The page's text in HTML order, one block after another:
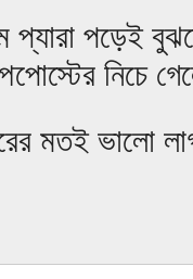
প্যারা পড়েই
নিচে
মতই ভালো